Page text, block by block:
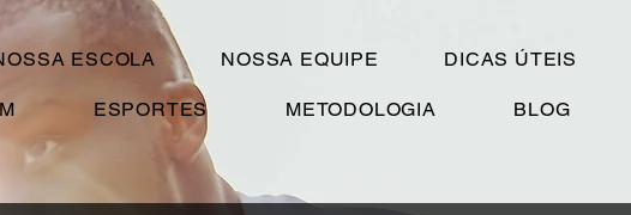
ESCOLA NOSSA EQUIPE DICAS ÚTEIS
ESPORTES METODOLOGIA BLOG